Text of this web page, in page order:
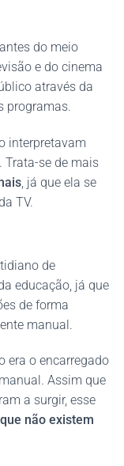
do meio
e do cinema
através da
programas.
interpretavam
Trata-se de mais
, já que ela se
TV.
de
educação, já que
de forma
manual.
era o encarregado
Assim que
a surgir, esse
não existem